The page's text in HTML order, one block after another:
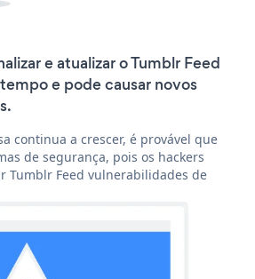
e atualizar o Tumblr Feed
e pode causar novos
continua a crescer, é provável que
de segurança, pois os hackers
Tumblr Feed vulnerabilidades de